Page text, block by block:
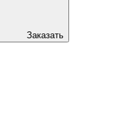
Заказать